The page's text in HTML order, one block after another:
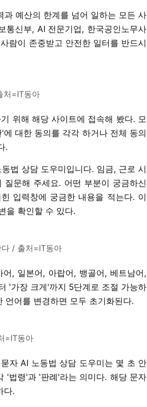
과 예산의 한계를 넘어 일하는 모든 사
통신부, AI 전문기업, 한국공인노무사
람이 존중받고 안전한 일터를 반드시
처=IT동아
위해 해당 사이트에 접속해 봤다. 모
대한 동의를 각각 하거나 전체 동의
.
법 상담 도우미입니다. 임금, 근로 시
문해 주세요. 어떤 부분이 궁금하신
입력창에 궁금한 내용을 적는다. 이
을 확인할 수 있다.
/ 출처=IT동아
, 일본어, 아랍어, 뱅골어, 베트남어,
'가장 크게'까지 5단계로 조절 가능하
언어를 변경하면 모두 초기화된다.
=IT동아
자 AI 노동법 상담 도우미는 몇 초 안
'법령'과 '판례'라는 의미다. 해당 문자
다.